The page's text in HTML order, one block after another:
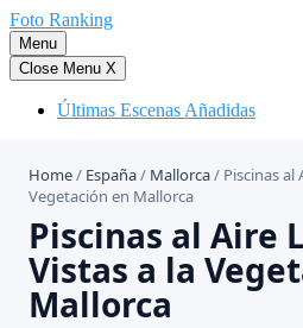
Saltar
al
contenido
Foto Ranking
Menu
Close Menu X
Últimas Escenas Añadidas
Home/ España/ Mallorca/ Piscinas al
Vegetación en Mallorca
Piscinas al Aire
Vistas a la
Mallorca